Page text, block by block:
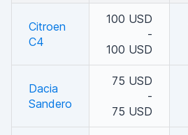
Citroen
C4
100 USD
-
100 USD
Dacia
Sandero
75 USD
-
75 USD